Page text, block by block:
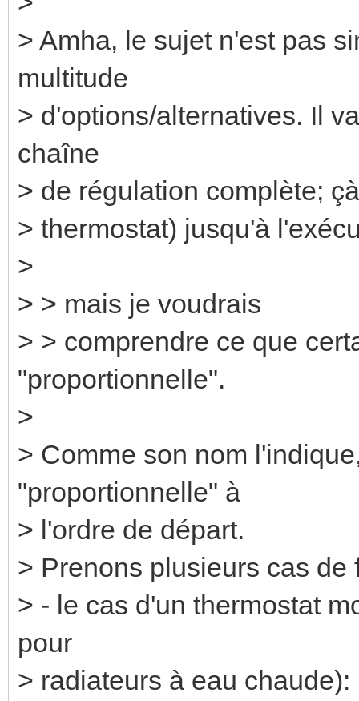
> Amha, le sujet n'est pas
multitude
> d'options/alternatives. Il
chaîne
> de régulation complète;
> thermostat) jusqu'à
>
> > mais je voudrais
> > comprendre ce que
"proportionnelle".
>
> Comme son nom
"proportionnelle" à
> l'ordre de départ.
> Prenons plusieurs cas de
> - le cas d'un thermostat
pour
> radiateurs à eau